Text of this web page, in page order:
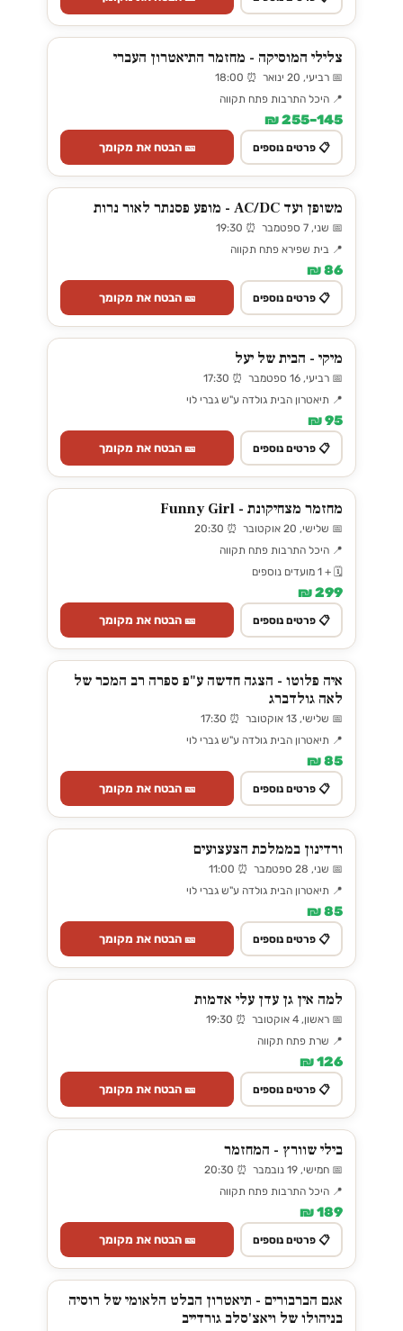
צלילי המוסיקה - מחזמר התיאטרון העברי
📅 רביעי, 20 ינואר ⏰ 18:00
📍 היכל התרבות פתח תקווה
145–255 ₪
📋 פרטים נוספים 🎫 הבטח את מקומך
משופן ועד AC/DC - מופע פסנתר לאור נרות
📅 שני, 7 ספטמבר ⏰ 19:30
📍 בית שפירא פתח תקווה
86 ₪
📋 פרטים נוספים 🎫 הבטח את מקומך
מיקי - הבית של יעל
📅 רביעי, 16 ספטמבר ⏰ 17:30
📍 תיאטרון הבית גולדה ע"ש גברי לוי
95 ₪
📋 פרטים נוספים 🎫 הבטח את מקומך
מחזמר מצחיקונת - Funny Girl
📅 שלישי, 20 אוקטובר ⏰ 20:30
📍 היכל התרבות פתח תקווה
🗓️ + 1 מועדים נוספים
299 ₪
📋 פרטים נוספים 🎫 הבטח את מקומך
איה פלוטו - הצגה חדשה ע"פ ספרה רב המכר של
לאה גולדברג
📅 שלישי, 13 אוקטובר ⏰ 17:30
📍 תיאטרון הבית גולדה ע"ש גברי לוי
85 ₪
📋 פרטים נוספים 🎫 הבטח את מקומך
ורדינון בממלכת הצעצועים
📅 שני, 28 ספטמבר ⏰ 11:00
📍 תיאטרון הבית גולדה ע"ש גברי לוי
85 ₪
📋 פרטים נוספים 🎫 הבטח את מקומך
למה אין גן עדן עלי אדמות
📅 ראשון, 4 אוקטובר ⏰ 19:30
📍 שרת פתח תקווה
126 ₪
📋 פרטים נוספים 🎫 הבטח את מקומך
בילי שוורץ - המחזמר
📅 חמישי, 19 נובמבר ⏰ 20:30
📍 היכל התרבות פתח תקווה
189 ₪
📋 פרטים נוספים 🎫 הבטח את מקומך
אגם הברבורים - תיאטרון הבלט הלאומי של רוסיה
בניהולו של ויאצ'סלב גורדייב